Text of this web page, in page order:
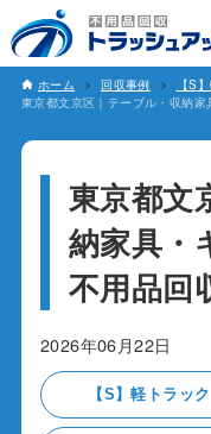
ホーム 回収事例
【S
東京都文京区｜テーブル・収納
東京都文
納家具・
不用品回
2026年06月22日
【S】軽トラック